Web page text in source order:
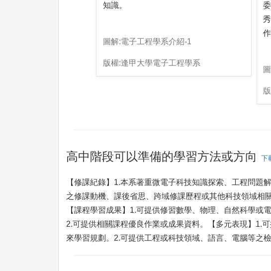
知識。
圖解:電子工程學系介紹-1
版權:逢甲大學電子工程學系
高中階段可以準備的學習方法或方向 下
【修課紀錄】1.本系著重微電子科技知識探索、工程問
之修課動機、課後省思、跨域修課歷程或其他科技領域相
【課程學習成果】1.可提供修習數學、物理、自然科學或
2.可提供相關課程優良作業或成果資料。【多元表現】1.
來學習規劃。2.可提供工程或科技領域、語言、電腦等之